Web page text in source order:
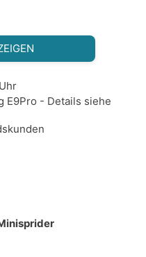
E9Pro - Details siehe